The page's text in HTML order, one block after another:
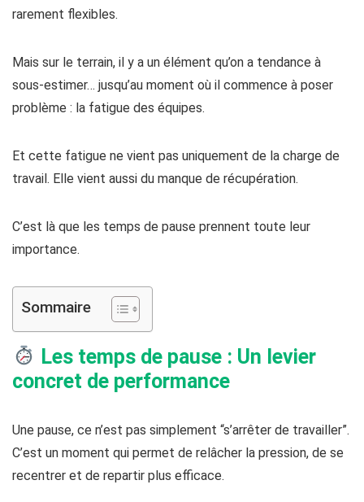
rarement flexibles.
Mais sur le terrain, il y a un élément qu’on a tendance à
sous-estimer… jusqu’au moment où il commence à poser
problème : la fatigue des équipes.
Et cette fatigue ne vient pas uniquement de la charge de
travail. Elle vient aussi du manque de récupération.
C’est là que les temps de pause prennent toute leur
importance.
Sommaire
Les temps de pause : Un levier
concret de performance
Une pause, ce n’est pas simplement “s’arrêter de travailler”.
C’est un moment qui permet de relâcher la pression, de se
recentrer et de repartir plus efficace.